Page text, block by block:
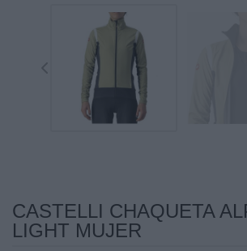
CASTELLI CHAQUETA
LIGHT MUJER